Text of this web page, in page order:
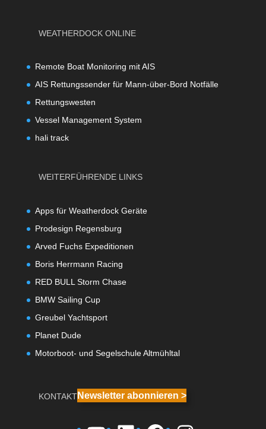
WEATHERDOCK ONLINE
Remote Boat Monitoring mit AIS
AIS Rettungssender für Mann-über-Bord Notfälle
Rettungswesten
Vessel Management System
hali track
WEITERFÜHRENDE LINKS
Apps für Weatherdock Geräte
Prodesign Regensburg
Arved Fuchs Expeditionen
Boris Herrmann Racing
RED BULL Storm Chase
BMW Sailing Cup
Greubel Yachtsport
Planet Dude
Motorboot- und Segelschule Altmühltal
KONTAKTNewsletter abonnieren >